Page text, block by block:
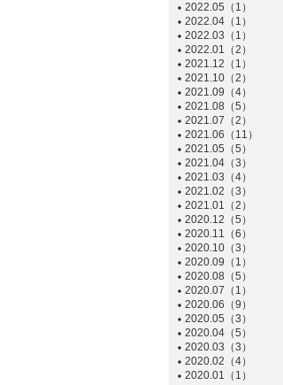
2022.05（1）
2022.04（1）
2022.03（1）
2022.01（2）
2021.12（1）
2021.10（2）
2021.09（4）
2021.08（5）
2021.07（2）
2021.06（11）
2021.05（5）
2021.04（3）
2021.03（4）
2021.02（3）
2021.01（2）
2020.12（5）
2020.11（6）
2020.10（3）
2020.09（1）
2020.08（5）
2020.07（1）
2020.06（9）
2020.05（3）
2020.04（5）
2020.03（3）
2020.02（4）
2020.01（1）